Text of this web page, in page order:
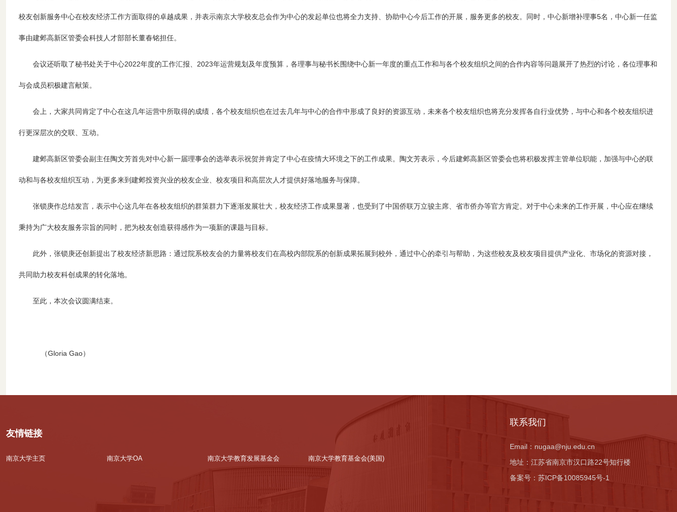
校友创新服务中心在校友经济工作方面取得的卓越成果，并表示南京大学校友总会作为中心的发起单位也将全力支持、协助中心今后工作的开展，服务更多的校友。同时，中心新增补理事5名，中心新一任监
事由建邺高新区管委会科技人才部部长董春铭担任。
会议还听取了秘书处关于中心2022年度的工作汇报、 2023年运营规划及年度预算，各理事与秘书长围绕中心新一年度的重点工作和与各个校友组织之间的合作内容等问题展开了热烈的讨论，各位理事和
与会成员积极建言献策。
会上，大家共同肯定了中心在这几年运营中所取得的成绩，各个校友组织也在过去几年与中心的合作中形成了良好的资源互动，未来各个校友组织也将充分发挥各自行业优势，与中心和各个校友组织进
行更深层次的交联、互动。
建邺高新区管委会副主任陶文芳首先对中心新一届理事会的选举表示祝贺并肯定了中心在疫情大环境之下的工作成果。陶文芳表示，今后建邺高新区管委会也将积极发挥主管单位职能，加强与中心的联
动和与各校友组织互动，为更多来到建邺投资兴业的校友企业、校友项目和高层次人才提供好落地服务与保障。
张锁庚作总结发言，表示中心这几年在各校友组织的群策群力下逐渐发展壮大，校友经济工作成果显著，也受到了中国侨联万立骏主席、省市侨办等官方肯定。对于中心未来的工作开展，中心应在继续
秉持为广大校友服务宗旨的同时，把为校友创造获得感作为一项新的课题与目标。
此外，张锁庚还创新提出了校友经济新思路：通过院系校友会的力量将校友们在高校内部院系的创新成果拓展到校外，通过中心的牵引与帮助，为这些校友及校友项目提供产业化、市场化的资源对接，
共同助力校友科创成果的转化落地。
至此，本次会议圆满结束。
（Gloria Gao）
友情链接
南京大学主页 南京大学OA 南京大学教育发展基金会 南京大学教育基金会(美国)
联系我们
Email： nugaa@nju.edu.cn
地址： 江苏省南京市汉口路22号知行楼
备案号： 苏ICP备10085945号-1